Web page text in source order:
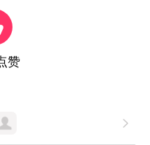
赞
